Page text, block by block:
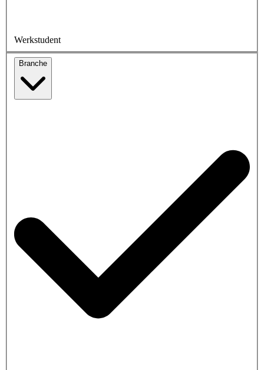
Werkstudent
Branche